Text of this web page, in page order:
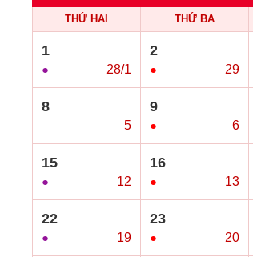
THỨ HAI THỨ BA
1
● 28/1
2
● 29
8
5
9
● 6
15
● 12
16
● 13
22
● 19
23
● 20